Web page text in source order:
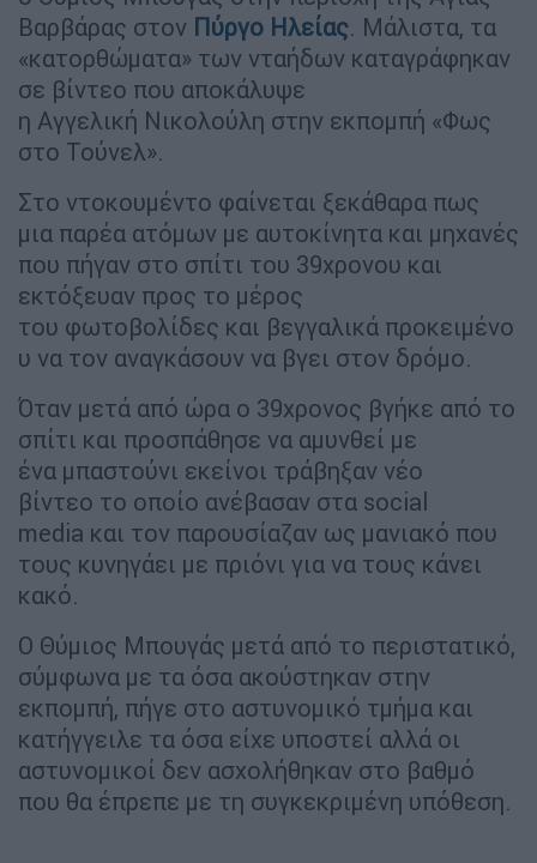
Βαρβάρας στον Πύργο Ηλείας. Μάλιστα, τα
«κατορθώματα» των νταήδων καταγράφηκαν
σε βίντεο που αποκάλυψε
η Αγγελική Νικολούλη στην εκπομπή «Φως
στο Τούνελ».
Στο ντοκουμέντο φαίνεται ξεκάθαρα πως
μια παρέα ατόμων με αυτοκίνητα και μηχανές
που πήγαν στο σπίτι του 39χρονου και
εκτόξευαν προς το μέρος
του φωτοβολίδες και βεγγαλικά προκειμένο
υ να τον αναγκάσουν να βγει στον δρόμο.
Όταν μετά από ώρα ο 39χρονος βγήκε από το
σπίτι και προσπάθησε να αμυνθεί με
ένα μπαστούνι εκείνοι τράβηξαν νέο
βίντεο το οποίο ανέβασαν στα social
media και τον παρουσίαζαν ως μανιακό που
τους κυνηγάει με πριόνι για να τους κάνει
κακό.
Ο Θύμιος Μπουγάς μετά από το περιστατικό,
σύμφωνα με τα όσα ακούστηκαν στην
εκπομπή, πήγε στο αστυνομικό τμήμα και
κατήγγειλε τα όσα είχε υποστεί αλλά οι
αστυνομικοί δεν ασχολήθηκαν στο βαθμό
που θα έπρεπε με τη συγκεκριμένη υπόθεση.